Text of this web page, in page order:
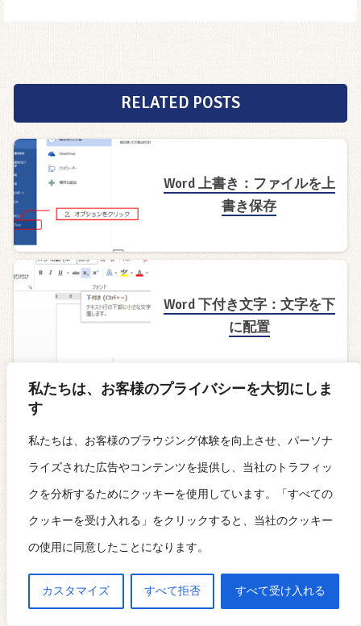
私たちは、お客様のプライバシーを大切にしま
す
私たちは、お客様のブラウジング体験を向上させ、パーソナ
ライズされた広告やコンテンツを提供し、当社のトラフィッ
クを分析するためにクッキーを使用しています。「すべての
クッキーを受け入れる」をクリックすると、当社のクッキー
の使用に同意したことになります。
カスタマイズ すべて拒否 すべて受け入れる
RELATED POSTS
Word 上書き：ファイルを上
書き保存
Word 下付き文字：文字を下
に配置
代替ソフト
Word 住所録：住所録を作成
＆管理